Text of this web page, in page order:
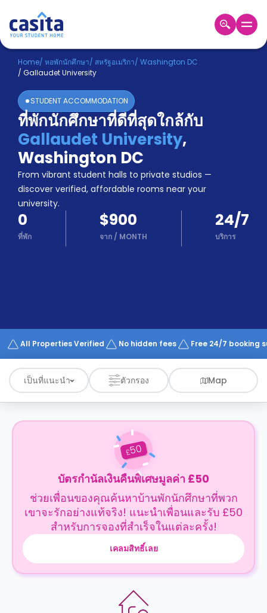
Home TH USD
เข้าสู่
ระบบ
Booking
Accommodation
About
us
Blog
Refer
And
Earn
Become
A
Partner
Help
Works
Home/ หอพักนักศึกษา/ สหรัฐอเมริกา/ Washington DC
/ Gallaudet University
STUDENT ACCOMMODATION
ที่พักนักศึกษาที่ดีที่สุดใกล้กับ
Gallaudet University,
Washington DC
From vibrant student halls to private studios —
discover verified, affordable rooms near your
university.
0
ที่พัก
$900
จาก / MONTH
24/7
บริการ
All Properties Verified No hidden fees Free 24/7 booking
เป็นที่แนะนำ ตัวกรอง Map
£50
บัตรกำนัลเงินคืนพิเศษมูลค่า £50
ช่วยเพื่อนของคุณค้นหาบ้านพักนักศึกษาที่พวก
เขาจะรักอย่างแท้จริง! แนะนำเพื่อนและรับ £50
สำหรับการจองที่สำเร็จในแต่ละครั้ง!
เคลมสิทธิ์เลย